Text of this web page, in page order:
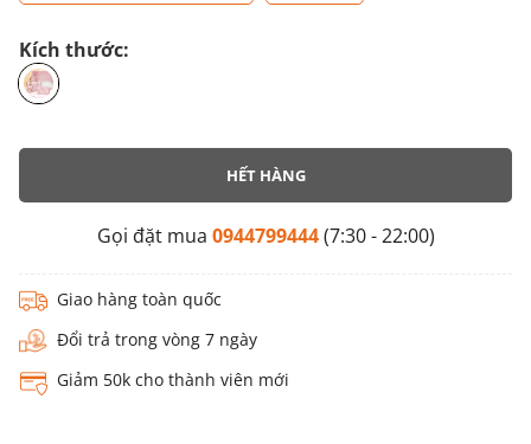
Kích thước:
HẾT HÀNG
Gọi đặt mua 0944799444(7:30 - 22:00)
Giao hàng toàn quốc
Đổi trả trong vòng 7 ngày
Giảm 50k cho thành viên mới